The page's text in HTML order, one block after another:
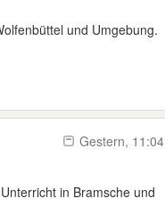
und Umgebung.
Gestern, 11:04
in Bramsche und